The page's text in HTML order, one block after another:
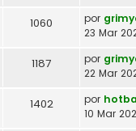
1060 por
23 Mar
1187 por
22 Mar
1402 por
10 Mar